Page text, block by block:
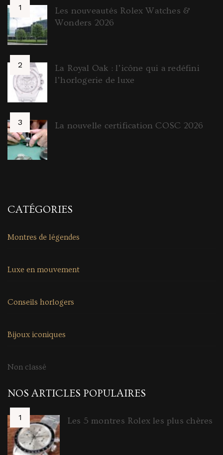
Les nouveautés Rolex Watches &
Wonders 2026
La Royal Oak : l’icône qui a redéfini
l’horlogerie de luxe
La nouvelle certification COSC 2026
CATÉGORIES
Montres de légendes
Luxe en mouvement
Conseils horlogers
Bijoux iconiques
Non classé
NOS ARTICLES POPULAIRES
Les 5 montres Rolex les plus chères